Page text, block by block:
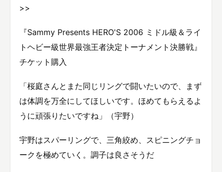
>>
『Sammy Presents HERO'S 2006 ミドル級＆ライ
トヘビー級世界最強王者決定トーナメント決勝戦』
チケット購入
「桜庭さんとまた同じリングで闘いたいので、まず
は体調を万全にしてほしいです。ほめてもらえるよ
うに頑張りたいですね」（宇野）
宇野はスパーリングで、三角絞め、スピニングチョ
ークを極めていく。調子は良さそうだ